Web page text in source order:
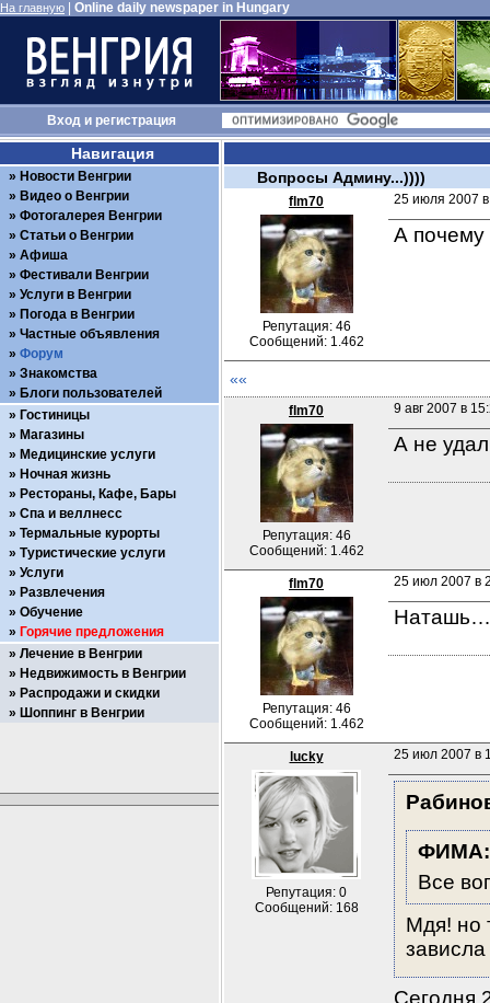
На главную Online daily newspaper in Hungary
Входи регистрация
Вопросы Админу...))))
flm70
Репутация: 46
Сообщений: 1.462
25 июля 2007
А почему
««
flm70
Репутация: 46
Сообщений: 1.462
9 авг 2007 в
А не
flm70
Репутация: 46
Сообщений: 1.462
25 июл 2007 в
Наташь…
lucky
Репутация: 0
Сообщений: 168
25 июл 2007 в
ФИМА:
Все
Мдя! но
зависла
Сегодня
Навигация
Новости Венгрии
Видео о Венгрии
Фотогалерея Венгрии
Статьи о Венгрии
Афиша
Фестивали Венгрии
Услуги в Венгрии
Погода в Венгрии
Частные объявления
Форум
Знакомства
Блоги пользователей
Гостиницы
Магазины
Медицинские услуги
Ночная жизнь
Рестораны, Кафе, Бары
Спа и веллнесс
Термальные курорты
Туристические услуги
Услуги
Развлечения
Обучение
Горячие предложения
Лечение в Венгрии
Недвижимость в Венгрии
Распродажи и скидки
Шоппинг в Венгрии